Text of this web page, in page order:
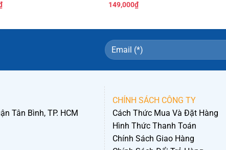
149,000₫
Tân Bình, TP. HCM
CHÍNH SÁCH CÔNG TY
Cách Thức Mua Và Đặt Hàng
Hình Thức Thanh Toán
Chính Sách Giao Hàng